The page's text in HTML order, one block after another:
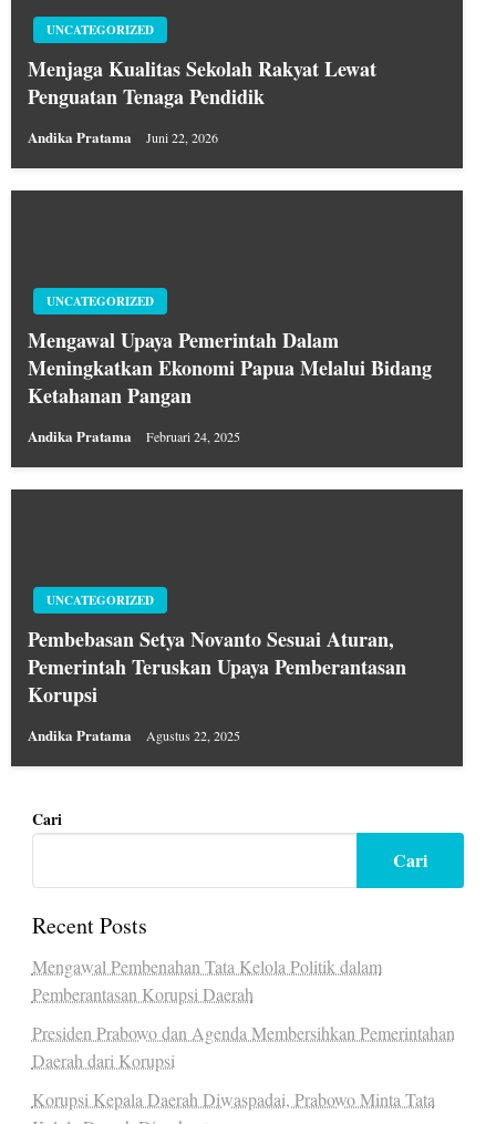
UNCATEGORIZED
Menjaga Kualitas Sekolah Rakyat Lewat
Penguatan Tenaga Pendidik
Andika Pratama Juni 22, 2026
UNCATEGORIZED
Mengawal Upaya Pemerintah Dalam
Meningkatkan Ekonomi Papua Melalui Bidang
Ketahanan Pangan
Andika Pratama Februari 24, 2025
UNCATEGORIZED
Pembebasan Setya Novanto Sesuai Aturan,
Pemerintah Teruskan Upaya Pemberantasan
Korupsi
Andika Pratama Agustus 22, 2025
Cari
Cari
Recent Posts
Mengawal Pembenahan Tata Kelola Politik dalam
Pemberantasan Korupsi Daerah
Presiden Prabowo dan Agenda Membersihkan Pemerintahan
Daerah dari Korupsi
Korupsi Kepala Daerah Diwaspadai, Prabowo Minta Tata